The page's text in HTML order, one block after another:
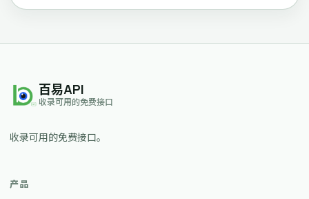
百易API
收录可用的免费接口
收录可用的免费接口。
产品